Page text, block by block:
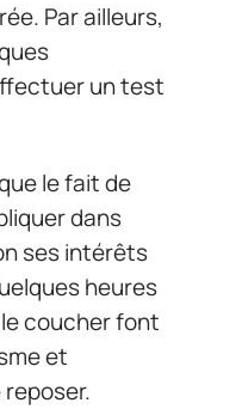
Par ailleurs,
un test
le fait de
dans
ses intérêts
heures
coucher font
et